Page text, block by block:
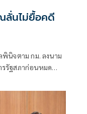
ลั่นไม่ยื้อคดี
พินิจตาม กม. ลงนาม
รรัฐสภาก่อนหมด